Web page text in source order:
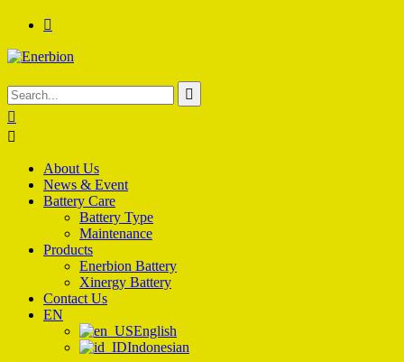
About Us
News & Event
Battery Care
Battery Type
Maintenance
Products
Enerbion Battery
Xinergy Battery
Contact Us
EN
English
Indonesian